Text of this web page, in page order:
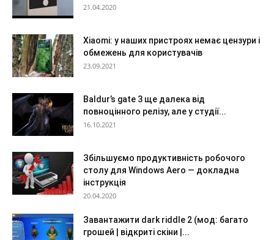
21.04.2020
Xiaomi: у наших пристроях немає цензури і
обмежень для користувачів
23.09.2021
Baldur’s gate 3 ще далека від
повноцінного релізу, але у студії...
16.10.2021
Збільшуємо продуктивність робочого
столу для Windows Aero — докладна
інструкція
20.04.2020
Завантажити dark riddle 2 (мод: багато
грошей | відкриті скіни |...